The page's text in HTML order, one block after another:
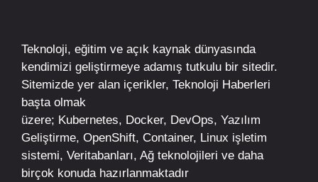
Teknoloji, eğitim ve açık kaynak dünyasında
kendimizi geliştirmeye adamış tutkulu bir sitedir.
Sitemizde yer alan içerikler, Teknoloji Haberleri
başta olmak
üzere; Kubernetes, Docker, DevOps, Yazılım
Geliştirme, OpenShift, Container, Linux işletim
sistemi, Veritabanları, Ağ teknolojileri ve daha
birçok konuda hazırlanmaktadır